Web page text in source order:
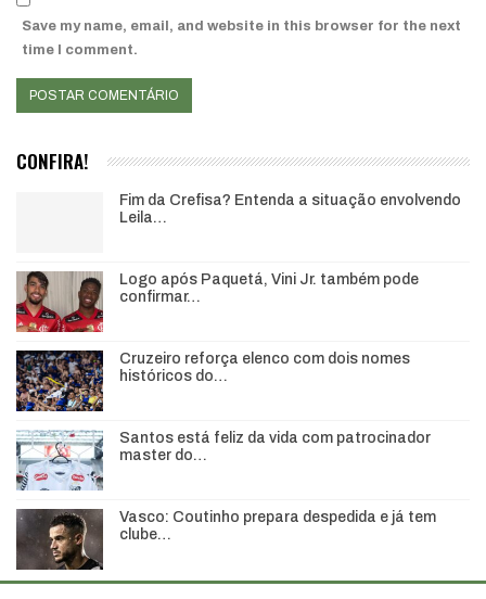
Save my name, email, and website in this browser for the next
time I comment.
CONFIRA!
Fim da Crefisa? Entenda a situação envolvendo
Leila…
Logo após Paquetá, Vini Jr. também pode
confirmar…
Cruzeiro reforça elenco com dois nomes
históricos do…
Santos está feliz da vida com patrocinador
master do…
Vasco: Coutinho prepara despedida e já tem
clube…